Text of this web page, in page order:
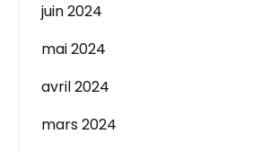
juin 2024
mai 2024
avril 2024
mars 2024